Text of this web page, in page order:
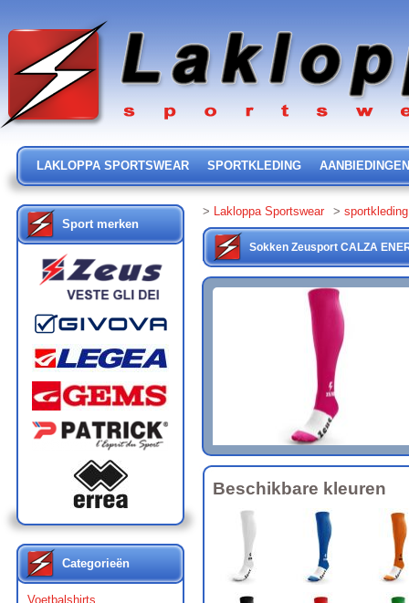
LAKLOPPA SPORTSWEAR SPORTKLEDING AANBIEDINGEN
Sport merken
Categorieën
Voetbalshirts
> Lakloppa Sportswear > sportkleding
Sokken Zeusport CALZA
Beschikbare kleuren